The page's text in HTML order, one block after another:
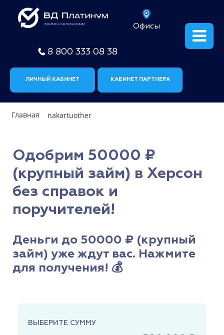
Офисы
8 800 333 08 38
ЛИЧНЫЙ КАБИНЕТ КАБИНЕТ ПАРТНЕРА
Главная nakartuother
Одобрим 50000 ₽
(крупный займ) в Херсон
без справок и
поручителей!
Деньги до 50000 ₽ (крупный
займ) уже ждут вас. Нажмите
для получения! 💰
ВЫБЕРИТЕ СУММУ